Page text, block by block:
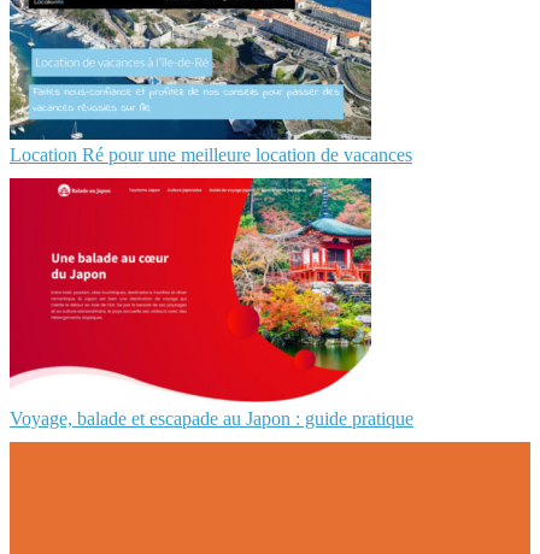
Location Ré pour une meilleure location de vacances
Voyage, balade et escapade au Japon : guide pratique